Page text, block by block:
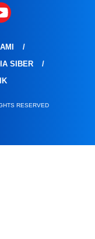
SIBER
RESERVED